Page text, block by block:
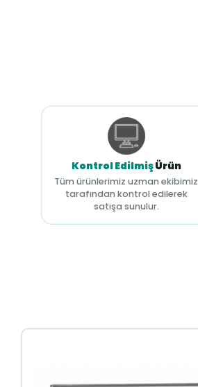
Kontrol EdilmişÜrün
Tüm ürünlerimiz uzman ekibimiz
tarafından kontrol edilerek
satışa sunulur.